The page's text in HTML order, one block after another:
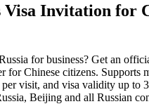
Visa Invitation for
for business? Get an
for Chinese citizens. Supports
visit, and visa validity up to
Beijing and all Russian